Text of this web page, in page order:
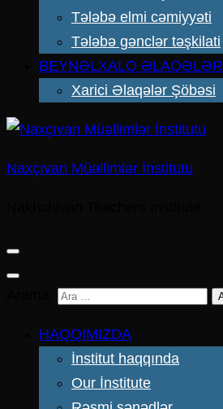
Tələbə elmi cəmiyyəti
Tələbə gənclər təşkilati
BEYNƏLXALQ ƏLAQƏLƏR
Xarici Əlaqələr Şöbəsi
Naxçıvan Müəllimlər İnstitutu
HAQQIMIZDA
İnstitut haqqında
Our İnstitute